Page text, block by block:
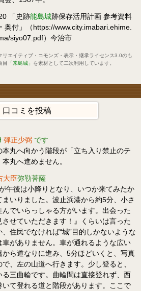
「史跡能島城跡保存活用計画 参考資料
奥付」（https://www.city.imabari.ehime.
siyo07.pdf）今治市
リエイティブ・コモンズ・表示・継承ライセンス3.0のも
目
「来島城」 を素材として二次利用しています。
口コミを投稿
弾正少弼 です
丸へ向かう階段が「立ち入り禁止のテ
丸へ進めません。
大臣弥勒菩薩
午後は小降りとなり、いつか来てみたか
いりました。波止浜港から約5分、小さ
でいらっしゃる方がいます。出会った
せていただきます！』くらいは言った
住民でなければ“城”目的しかないような
がありません。車が通れるような広い
ら道なりに進み、5分ほどいくと、写真
、左の山道へ行きます。少し登ると、
三曲輪です。曲輪間は直接登れず、西
て登れる道と階段があります。ここで